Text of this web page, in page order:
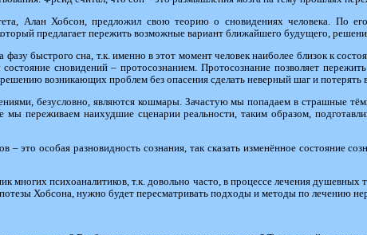
Алан Хобсон, предложил свою теорию о сновидениях человека. По
предлагает пережить возможные вариант ближайшего будущего,
быстрого сна, т.к. именно в этот момент человек наиболее близок к
сновидений – протосознанием. Протосознание позволяет
возникающих проблем без опасения сделать неверный шаг и потерять
безусловно, являются кошмары. Зачастую мы попадаем в страшные
мы переживаем наихудшие сценарии реальности, таким образом,
это особая разновидность сознания, так сказать изменённое состояние
многих психоаналитиков, т.к. довольно часто, в процессе лечения душевных
Хобсона, нужно будет пересматривать подходы и методы по лечению